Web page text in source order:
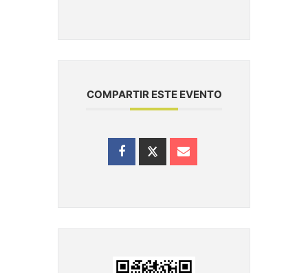
COMPARTIR ESTE EVENTO